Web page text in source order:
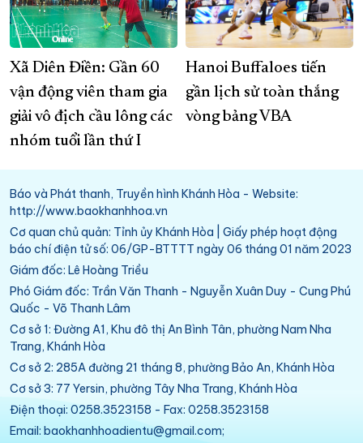
Xã Diên Điền: Gần 60
vận động viên tham gia
giải vô địch cầu lông các
nhóm tuổi lần thứ I
Hanoi Buffaloes tiến
gần lịch sử toàn thắng
vòng bảng VBA
Báo và Phát thanh, Truyền hình Khánh Hòa - Website:
http://www.baokhanhhoa.vn
Cơ quan chủ quản: Tỉnh ủy Khánh Hòa | Giấy phép hoạt động
báo chí điện tử số: 06/GP-BTTTT ngày 06 tháng 01 năm 2023
Giám đốc: Lê Hoàng Triều
Phó Giám đốc: Trần Văn Thanh - Nguyễn Xuân Duy - Cung Phú
Quốc - Võ Thanh Lâm
Cơ sở 1: Đường A1, Khu đô thị An Bình Tân, phường Nam Nha
Trang, Khánh Hòa
Cơ sở 2: 285A đường 21 tháng 8, phường Bảo An, Khánh Hòa
Cơ sở 3: 77 Yersin, phường Tây Nha Trang, Khánh Hòa
Điện thoại: 0258.3523158 - Fax: 0258.3523158
Email: baokhanhhoadientu@gmail.com;